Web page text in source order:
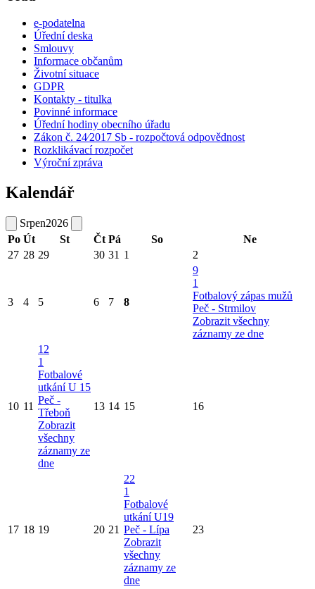
e-podatelna
Úřední deska
Smlouvy
Informace občanům
Životní situace
GDPR
Kontakty - titulka
Povinné informace
Úřední hodiny obecního úřadu
Zákon č. 24⁄2017 Sb - rozpočtová odpovědnost
Rozklikávací rozpočet
Výroční zpráva
Kalendář
Srpen2026
Po Út St Čt Pá So
Ne
27 28 29 30 31 1 2
3 4 5 6 7 8
9
1
Fotbalový zápas mužů
Peč - Strmilov
Zobrazit všechny
záznamy ze dne
10 11
12
1
Fotbalové
utkání U 15
Peč -
Třeboň
Zobrazit
všechny
záznamy ze
dne
13 14 15 16
17 18 19 20 21
22
1
Fotbalové
utkání U19
Peč - Lípa
Zobrazit
všechny
záznamy ze
dne
23